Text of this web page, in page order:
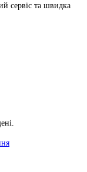
сервіс та швидка